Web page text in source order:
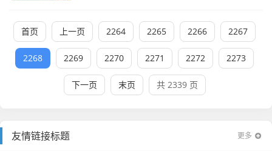
首页 上一页 2264 2265 2266 2267
2268 2269 2270 2271 2272 2273
下一页 末页 共 2339 页
友情链接标题 更多